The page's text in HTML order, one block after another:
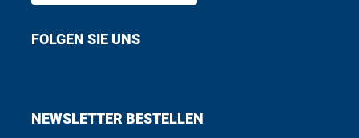
FOLGEN SIE UNS
NEWSLETTER BESTELLEN